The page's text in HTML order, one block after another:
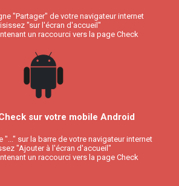
"Partager" de votre navigateur internet
"sur l'écran d'accueil"
un raccourci vers la page Check
sur votre mobile Android
"..." sur la barre de votre navigateur internet
"Ajouter à l'écran d'accueil"
un raccourci vers la page Check